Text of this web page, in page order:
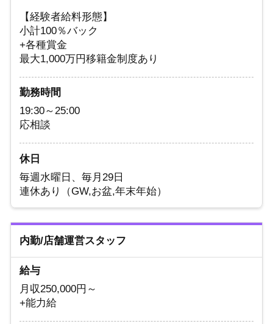
【経験者給料形態】
小計100％バック
+各種賞金
最大1,000万円移籍金制度あり
勤務時間
19:30～25:00
応相談
休日
毎週水曜日、毎月29日
連休あり（GW,お盆,年末年始）
内勤/店舗運営スタッフ
給与
月収250,000円～
+能力給